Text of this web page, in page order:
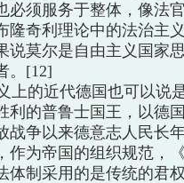
必须服务于整体，像法
隆奇利理论中的法治主
说莫尔是自由主义国家
。[12]
的近代德国也可以说
利的普鲁士国王，以德
战争以来德意志人民长
作为帝国的组织规范，
体制采用的是传统的君